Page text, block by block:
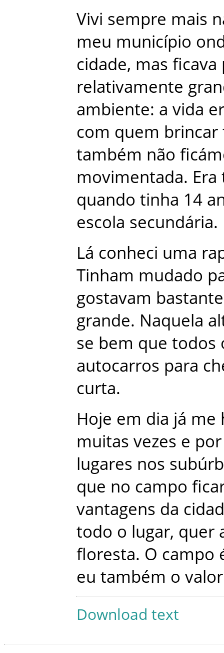
Vivi sempre mais
meu município
cidade, mas ficava
relativamente
ambiente: a vida
com quem brincar
também não
movimentada. Era
quando tinha 14
escola secundária.
Lá conheci uma
Tinham mudado
gostavam bastante
grande. Naquela
se bem que todos
autocarros para
curta.
Hoje em dia já me
muitas vezes e por
lugares nos
que no campo
vantagens da
todo o lugar, quer
floresta. O campo
eu também o
Download text